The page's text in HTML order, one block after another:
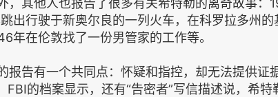
其他人也报告了很多有关希特勒的离奇故事：
出行驶于新奥尔良的一列火车，在科罗拉多州
年在伦敦找了一份男管家的工作等。
告有一个共同点：怀疑和指控，却无法提供证
FBI的档案显示，还有“告密者”写信描述说，希